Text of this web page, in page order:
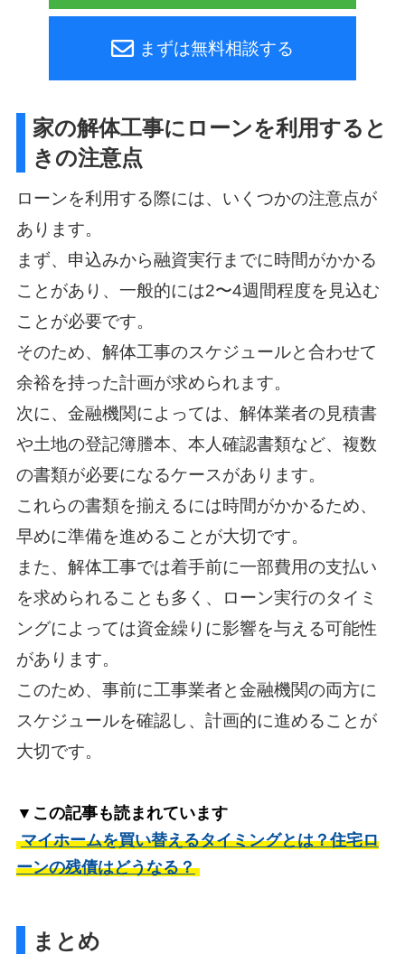
まずは無料相談する
家の解体工事にローンを利用すると
きの注意点
ローンを利用する際には、いくつかの注意点が
あります。
まず、申込みから融資実行までに時間がかかる
ことがあり、一般的には2〜4週間程度を見込む
ことが必要です。
そのため、解体工事のスケジュールと合わせて
余裕を持った計画が求められます。
次に、金融機関によっては、解体業者の見積書
や土地の登記簿謄本、本人確認書類など、複数
の書類が必要になるケースがあります。
これらの書類を揃えるには時間がかかるため、
早めに準備を進めることが大切です。
また、解体工事では着手前に一部費用の支払い
を求められることも多く、ローン実行のタイミ
ングによっては資金繰りに影響を与える可能性
があります。
このため、事前に工事業者と金融機関の両方に
スケジュールを確認し、計画的に進めることが
大切です。
▼この記事も読まれています
マイホームを買い替えるタイミングとは？住宅ロ
ーンの残債はどうなる？
まとめ